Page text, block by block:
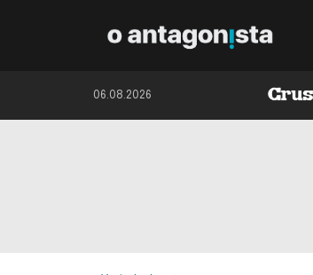
06.08.2026